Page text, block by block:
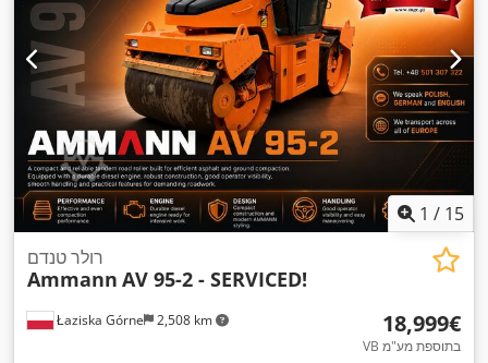
1 / 15
Łaziska Górne 2,508 km
רולר טנדם
Ammann AV 95-2 - SERVICED!
‏18,999 ‏€
VB בתוספת מע"מ